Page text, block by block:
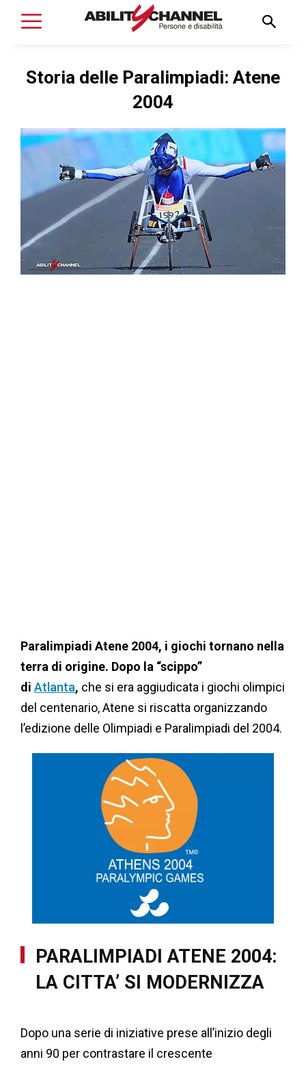
Storia delle Paralimpiadi: Atene
2004
Paralimpiadi Atene 2004, i giochi tornano nella
terra di origine. Dopo la “scippo”
di Atlanta, che si era aggiudicata i giochi olimpici
del centenario, Atene si riscatta organizzando
l’edizione delle Olimpiadi e Paralimpiadi del 2004.
PARALIMPIADI ATENE 2004:
LA CITTA’ SI MODERNIZZA
Dopo una serie di iniziative prese all’inizio degli
anni 90 per contrastare il crescente